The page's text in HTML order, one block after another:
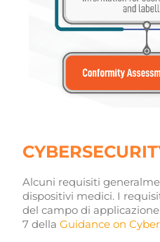
Alcuni requisiti
dispositivi medici. I
del campo di
7 della Guidance on